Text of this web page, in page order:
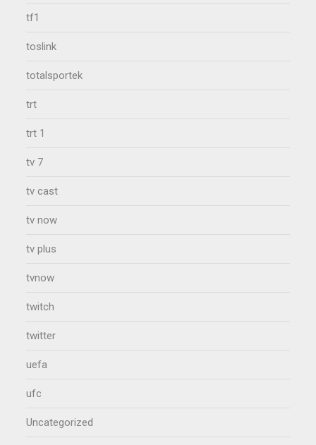
tf1
toslink
totalsportek
trt
trt 1
tv 7
tv cast
tv now
tv plus
tvnow
twitch
twitter
uefa
ufc
Uncategorized